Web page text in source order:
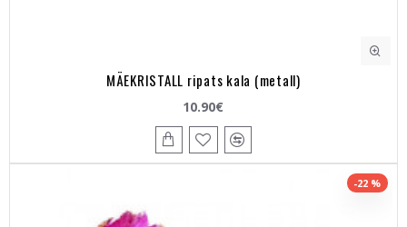
MÄEKRISTALL ripats kala (metall)
10.90€
-22 %